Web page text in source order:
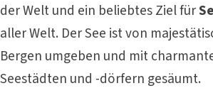
der Welt und ein beliebtes Ziel für
aller Welt. Der See ist von
Bergen umgeben und mit
Seestädten und -dörfern gesäumt.